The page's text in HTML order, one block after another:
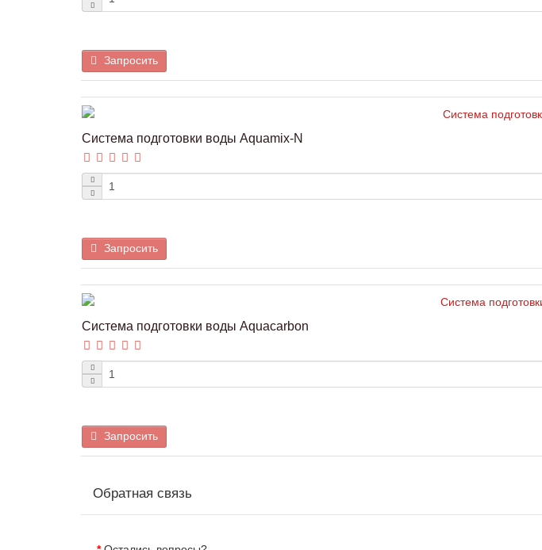
Запросить
Система подготовки воды Aquamix-N
Запросить
Система подготовки воды Aquacarbon
Запросить
Обратная связь